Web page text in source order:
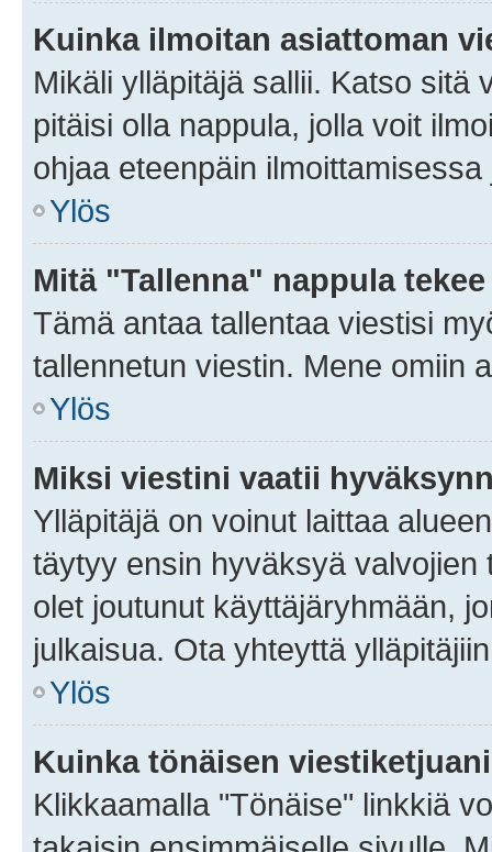
Kuinka ilmoitan asiattoman
Mikäli ylläpitäjä sallii. Katso sitä
pitäisi olla nappula, jolla voit
ohjaa eteenpäin
Ylös
Mitä "Tallenna" nappula
Tämä antaa tallentaa viestisi
tallennetun viestin. Mene omiin
Ylös
Miksi viestini vaatii
Ylläpitäjä on voinut laittaa
täytyy ensin hyväksyä
olet joutunut käyttäjäryhmään,
julkaisua. Ota yhteyttä
Ylös
Kuinka tönäisen
Klikkaamalla "Tönäise" linkkiä